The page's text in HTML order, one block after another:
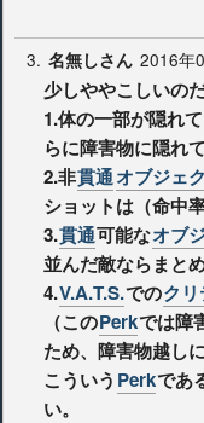
3. 名無しさん 2016年
少しややこしいのだ
1.体の一部が隠れ
らに障害物に隠れ
2.非貫通オブジェ
ショットは（命中
3.貫通可能なオブ
並んだ敵ならまと
4.V.A.T.S.でのク
（このPerkでは障
ため、障害物越し
こういう Perkであ
い。